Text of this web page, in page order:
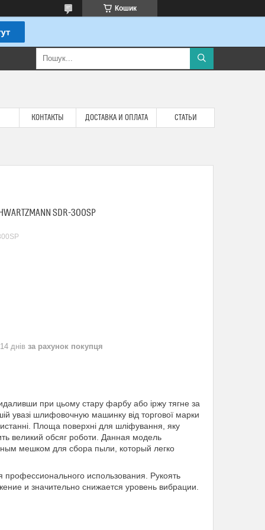
Кошик
КОНТАКТЫ ДОСТАВКА И ОПЛАТА СТАТЬИ
SDR-300SP
днів за рахунок покупця
при цьому стару фарбу або іржу тягне за
увазі шлифовочную машинку від торгової марки
Площа поверхні для шліфування, яку
великий обсяг роботи. Данная модель
мешком для сбора пыли, который легко
использования. Рукоять
и значительно снижается уровень вибрации.